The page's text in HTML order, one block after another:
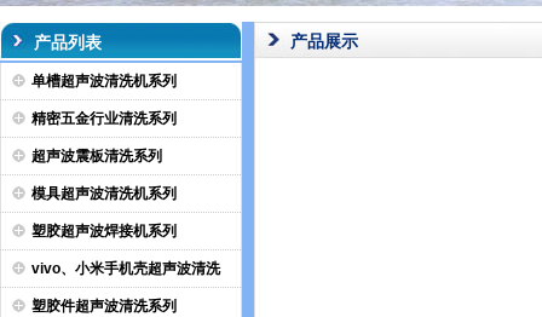
产品列表
单槽超声波清洗机系列
精密五金行业清洗系列
超声波震板清洗系列
模具超声波清洗机系列
塑胶超声波焊接机系列
vivo、小米手机壳超声波清洗
塑胶件超声波清洗系列
产品展示